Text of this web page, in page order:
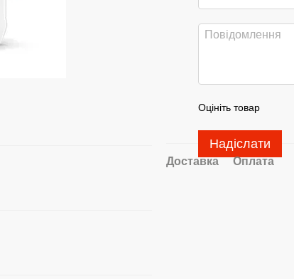
Оцініть товар
Надіслати
Доставка Оплата